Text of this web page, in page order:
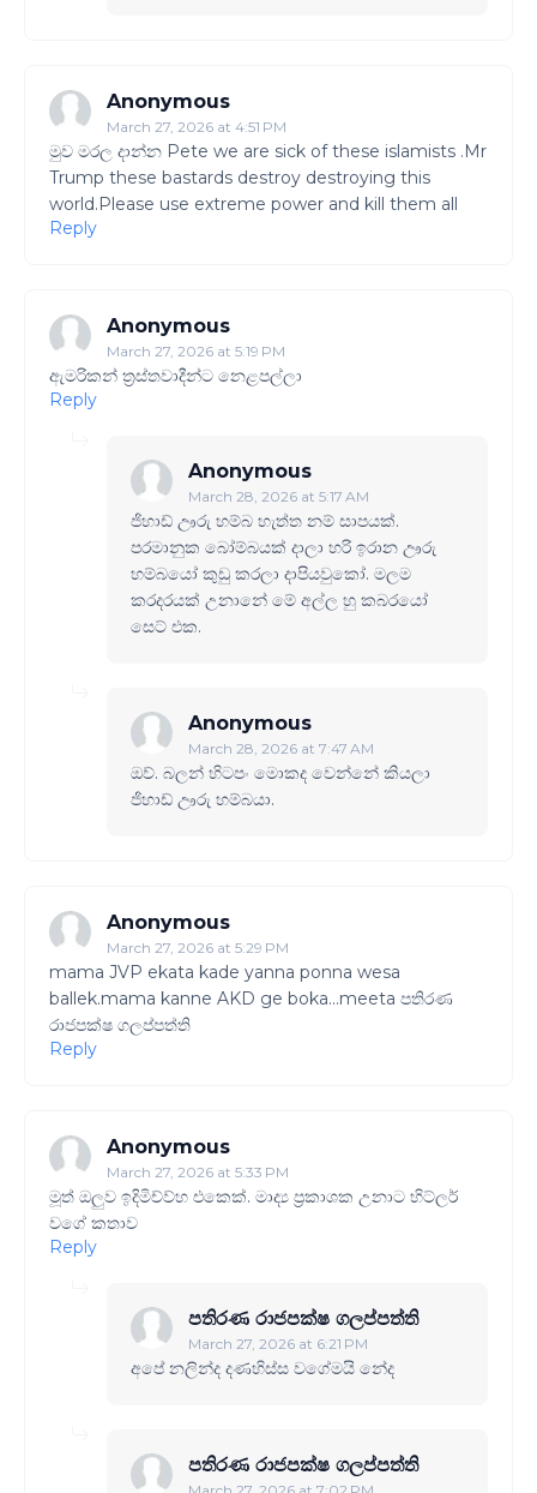
Anonymous
March 27, 2026 at 4:51 PM
මුව මරල දාන්න Pete we are sick of these islamists .Mr
Trump these bastards destroy destroying this
world.Please use extreme power and kill them all
Reply
Anonymous
March 27, 2026 at 5:19 PM
ඇමරිකන් ත්‍රස්තවාදීන්ට නෙළපල්ලා
Reply
Anonymous
March 28, 2026 at 5:17 AM
ජිහාඩ් ඌරු හම්බ හැත්ත නම් සාපයක්.
පරමානුක බෝම්බයක් දාලා හරි ඉරාන ඌරු
හම්බයෝ කුඩු කරලා දාපියවුකෝ. මලම
කරදරයක් උනානේ මේ අල්ල හු කබරයෝ
සෙට් එක.
Anonymous
March 28, 2026 at 7:47 AM
ඔව්. බලන් හිටපං මොකද වෙන්නේ කියලා
ජිහාඩ් ඌරු හම්බයා.
Anonymous
March 27, 2026 at 5:29 PM
mama JVP ekata kade yanna ponna wesa
ballek.mama kanne AKD ge boka...meeta පතිරණ
රාජපක්ෂ ගලප්පත්ති
Reply
Anonymous
March 27, 2026 at 5:33 PM
මූත් ඔලුව ඉදිමිච්ව්හ එකෙක්. මාද්‍ය ප්‍රකාශක උනාට හිට්ලර්
වගේ කතාව
Reply
පතිරණ රාජපක්ෂ ගලප්පත්ති
March 27, 2026 at 6:21 PM
අපේ නලින්ද දණහිස්ස වගේමයි නේද
පතිරණ රාජපක්ෂ ගලප්පත්ති